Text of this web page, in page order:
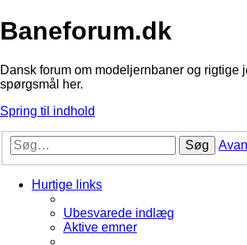
Baneforum.dk
Dansk forum om modeljernbaner og rigtige
spørgsmål her.
Spring til indhold
Søg
Hurtige links
Ubesvarede indlæg
Aktive emner